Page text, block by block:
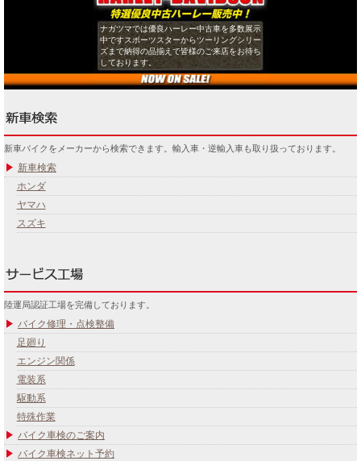
ナガツマでは優良ハーレー中古車を多数展示
中ですスポーツスターからツーリングシリー
ズまで納得の品揃えで皆様のご来店をお待ち
しております。
新車バイクをメーカーから検索できます。輸入車・逆輸入車も取り扱っております。
新車検索
ホンダ
ヤマハ
スズキ
陸運局認証工場を完備しております。
バイク修理・点検整備
足廻り
エンジン関係
電装系
駆動系
特殊作業
バイク車検のご案内
バイク車検ネット予約